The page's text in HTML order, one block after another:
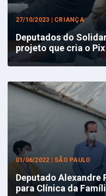
27/10/2023 | CRIANÇA
Deputados do
projeto que cria o Pix
01/06/2022 | SÃO PAULO
Deputado Alexandre
para Clínica da